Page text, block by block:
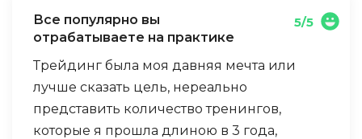
Особую благодарность хочу выразить
своим однокурсникам: их поддержка
сделала обучение еще более
увлекательным, и с некоторыми из них мы
стали хорошими друзьями.
Все популярно вы
отрабатываете на практике
5/5
Трейдинг была моя давняя мечта или
лучше сказать цель, нереально
представить количество тренингов,
которые я прошла длиною в 3 года,